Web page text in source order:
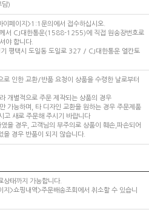
담)
이페이지>1:1문의에서 접수하십시오.
서 CJ대한통운(1588-1255)에 직접 원송장번호로
야 합니다.
평택시 도일동 도일로 327 / CJ대한통운 엘칸토
로 인한 교환/반품 요청이 상품을 수령한 날로부터
개별적으로 주문 제작되는 상품의 경우
가능하며, 타 디자인 교환을 원하는 경우 주문제품
고 새로 주문해 주시기 바랍니다
을 경우, 고객님의 부주의로 상품이 훼손,파손되어
을 경우 반품이 되지 않습니다.
상태까지 가능합니다.
지>쇼핑내역>주문배송조회에서 취소할 수 있습니